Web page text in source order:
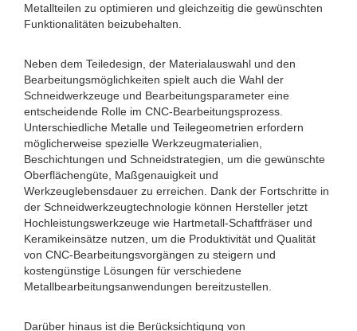
Metallteilen zu optimieren und gleichzeitig die gewünschten
Funktionalitäten beizubehalten.
Neben dem Teiledesign, der Materialauswahl und den
Bearbeitungsmöglichkeiten spielt auch die Wahl der
Schneidwerkzeuge und Bearbeitungsparameter eine
entscheidende Rolle im CNC-Bearbeitungsprozess.
Unterschiedliche Metalle und Teilegeometrien erfordern
möglicherweise spezielle Werkzeugmaterialien,
Beschichtungen und Schneidstrategien, um die gewünschte
Oberflächengüte, Maßgenauigkeit und
Werkzeuglebensdauer zu erreichen. Dank der Fortschritte in
der Schneidwerkzeugtechnologie können Hersteller jetzt
Hochleistungswerkzeuge wie Hartmetall-Schaftfräser und
Keramikeinsätze nutzen, um die Produktivität und Qualität
von CNC-Bearbeitungsvorgängen zu steigern und
kostengünstige Lösungen für verschiedene
Metallbearbeitungsanwendungen bereitzustellen.
Darüber hinaus ist die Berücksichtigung von